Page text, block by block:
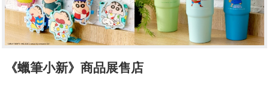
《蠟筆小新》商品展售店